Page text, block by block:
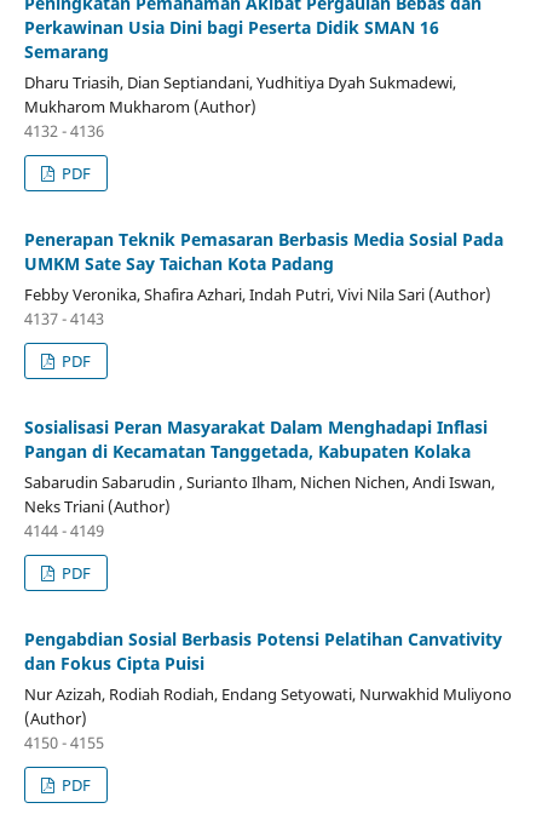
Perkawinan Usia Dini bagi Peserta Didik SMAN 16
Semarang
Dharu Triasih, Dian Septiandani, Yudhitiya Dyah Sukmadewi,
Mukharom Mukharom (Author)
4132 - 4136
PDF
Penerapan Teknik Pemasaran Berbasis Media Sosial Pada
UMKM Sate Say Taichan Kota Padang
Febby Veronika, Shafira Azhari, Indah Putri, Vivi Nila Sari (Author)
4137 - 4143
PDF
Sosialisasi Peran Masyarakat Dalam Menghadapi Inflasi
Pangan di Kecamatan Tanggetada, Kabupaten Kolaka
Sabarudin Sabarudin , Surianto Ilham, Nichen Nichen, Andi Iswan,
Neks Triani (Author)
4144 - 4149
PDF
Pengabdian Sosial Berbasis Potensi Pelatihan Canvativity
dan Fokus Cipta Puisi
Nur Azizah, Rodiah Rodiah, Endang Setyowati, Nurwakhid Muliyono
(Author)
4150 - 4155
PDF